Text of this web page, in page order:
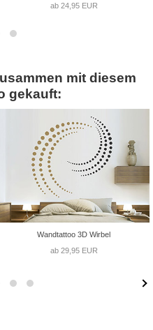
ab 24,95 EUR
mit diesem
gekauft:
Wandtattoo 3D Wirbel
ab 29,95 EUR